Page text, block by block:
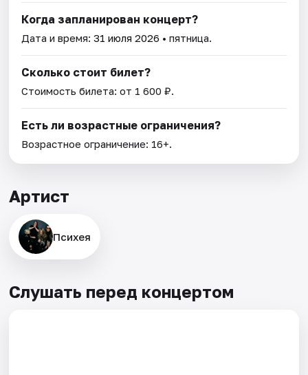
Когда запланирован концерт?
Дата и время:31 июля 2026 • пятница.
Сколько стоит билет?
Стоимость билета: от 1 600 ₽.
Есть ли возрастные ограничения?
Возрастное ограничение: 16+.
Артист
Психея
Слушать перед концертом